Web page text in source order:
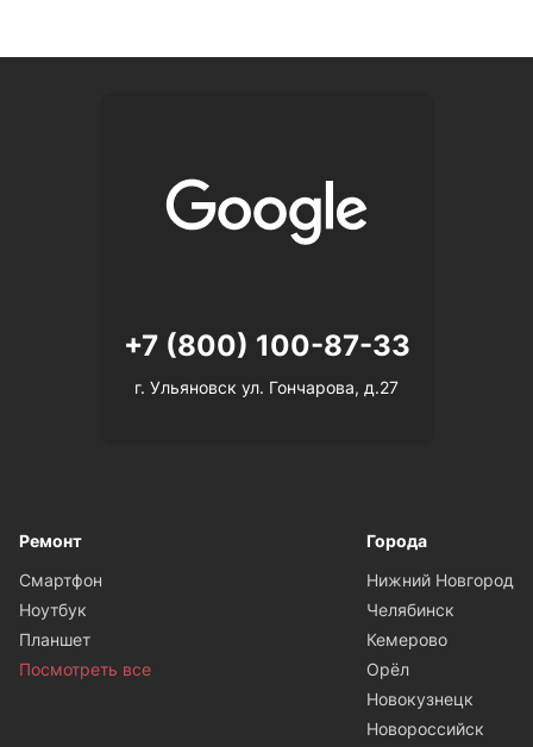
+7 (800) 100-87-33
г. Ульяновск ул. Гончарова, д.27
Ремонт
Смартфон
Ноутбук
Планшет
Посмотреть все
Города
Нижний Новгород
Челябинск
Кемерово
Орёл
Новокузнецк
Новороссийск